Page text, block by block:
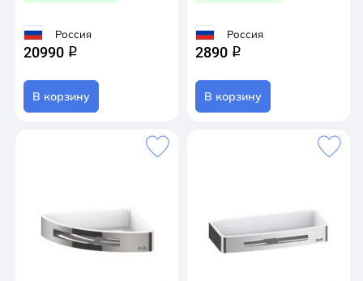
Россия
20990 q
В корзину
Россия
2890 q
В корзину